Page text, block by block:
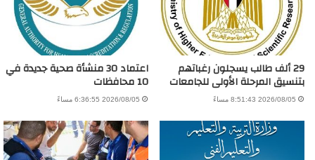
29 ألف طالب يسجلون رغباتهم
بتنسيق المرحلة الأولى للجامعات
2026/08/05 8:51:43 مساءً
اعتماد 30 منشأة صحية جديدة في
10 محافظات
2026/08/05 6:36:55 مساءً